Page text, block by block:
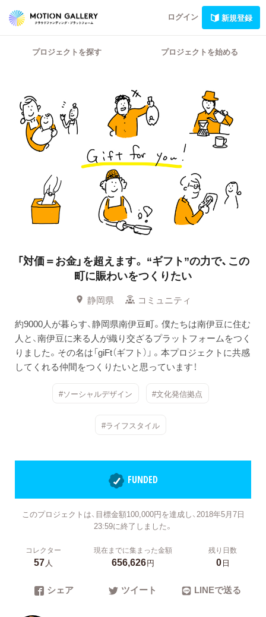
ログイン 新規登録
プロジェクトを探す プロジェクトを始める
「対価＝お金」を超えます。 “ギフト”の力で、この
町に賑わいをつくりたい
静岡県
コミュニティ
約9000人が暮らす、静岡県南伊豆町。僕たちは南伊豆に住む
人と、南伊豆に来る人が織り交ざるプラットフォームをつく
りました。その名は「giFt（ギフト）」 。本プロジェクトに共感
してくれる仲間をつくりたいと思っています！
#ソーシャルデザイン #文化発信拠点
#ライフスタイル
FUNDED
このプロジェクトは、目標金額100,000円を達成し、2018年5月7日
23:59に終了しました。
コレクター
57人
現在までに集まった金額
656,626円
残り日数
0日
シェア ツイート LINEで送る